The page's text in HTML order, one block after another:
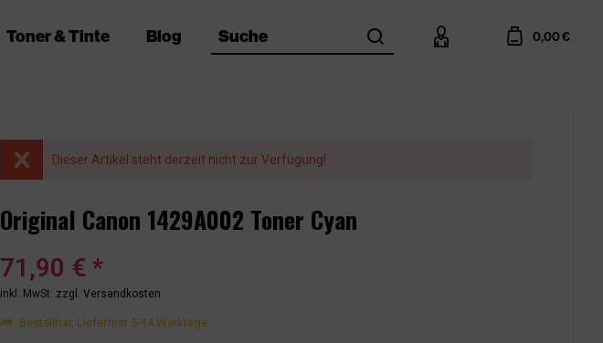
Toner & Tinte Blog Suche search account cart 0,00 €
Dieser Artikel steht derzeit nicht zur Verfügung!
Original Canon 1429A002 Toner Cyan
71,90 € *
inkl. MwSt. zzgl. Versandkosten
Bestellbar, Lieferfrist 5-14 Werktage